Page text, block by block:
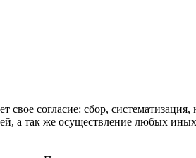
согласие: сбор,
а так же осуществление любых